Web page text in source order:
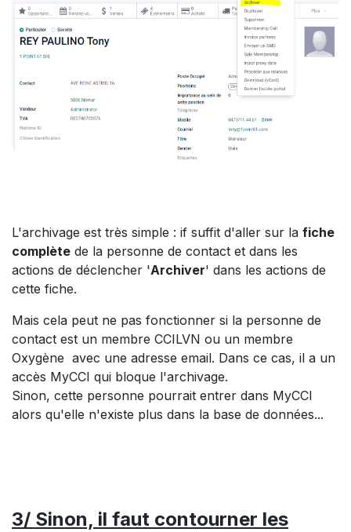
L'archivage est très simple : if suffit d'aller sur la fiche
complète de la personne de contact et dans les
actions de déclencher 'Archiver' dans les actions de
cette fiche.
Mais cela peut ne pas fonctionner si la personne de
contact est un membre CCILVN ou un membre
Oxygène avec une adresse email. Dans ce cas, il a un
accès MyCCI qui bloque l'archivage.
Sinon, cette personne pourrait entrer dans MyCCI
alors qu'elle n'existe plus dans la base de données...
3/ Sinon, il faut contourner les